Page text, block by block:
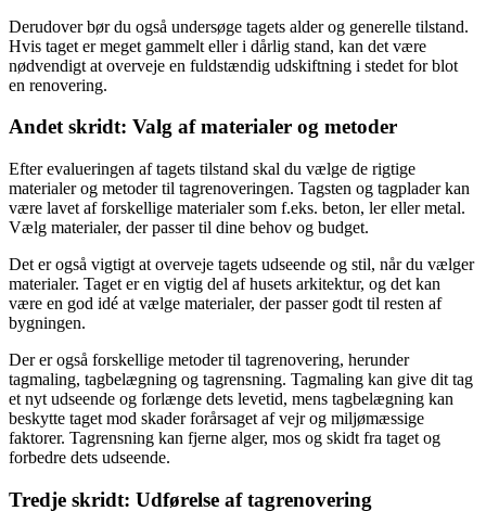
Derudover bør du også undersøge tagets alder og generelle tilstand.
Hvis taget er meget gammelt eller i dårlig stand, kan det være
nødvendigt at overveje en fuldstændig udskiftning i stedet for blot
en renovering.
Andet skridt: Valg af materialer og metoder
Efter evalueringen af tagets tilstand skal du vælge de rigtige
materialer og metoder til tagrenoveringen. Tagsten og tagplader kan
være lavet af forskellige materialer som f.eks. beton, ler eller metal.
Vælg materialer, der passer til dine behov og budget.
Det er også vigtigt at overveje tagets udseende og stil, når du vælger
materialer. Taget er en vigtig del af husets arkitektur, og det kan
være en god idé at vælge materialer, der passer godt til resten af
bygningen.
Der er også forskellige metoder til tagrenovering, herunder
tagmaling, tagbelægning og tagrensning. Tagmaling kan give dit tag
et nyt udseende og forlænge dets levetid, mens tagbelægning kan
beskytte taget mod skader forårsaget af vejr og miljømæssige
faktorer. Tagrensning kan fjerne alger, mos og skidt fra taget og
forbedre dets udseende.
Tredje skridt: Udførelse af tagrenovering